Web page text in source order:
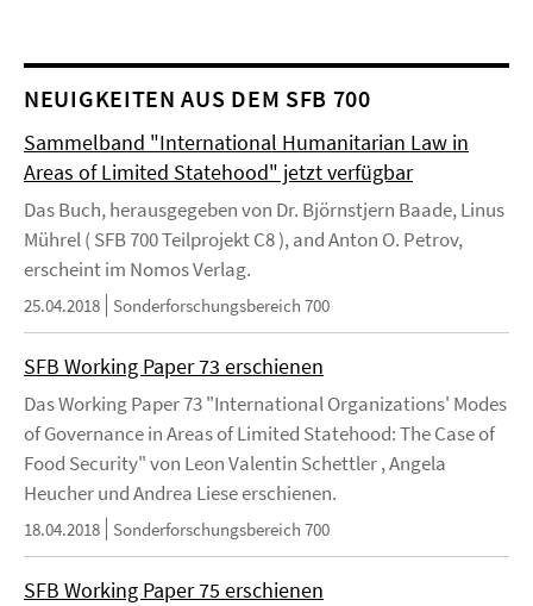
NEUIGKEITEN AUS DEM SFB 700
Sammelband "International Humanitarian Law in
Areas of Limited Statehood" jetzt verfügbar
Das Buch, herausgegeben von Dr. Björnstjern Baade, Linus
Mührel ( SFB 700 Teilprojekt C8 ), and Anton O. Petrov,
erscheint im Nomos Verlag.
25.04.2018 Sonderforschungsbereich 700
SFB Working Paper 73 erschienen
Das Working Paper 73 "International Organizations' Modes
of Governance in Areas of Limited Statehood: The Case of
Food Security" von Leon Valentin Schettler , Angela
Heucher und Andrea Liese erschienen.
18.04.2018 Sonderforschungsbereich 700
SFB Working Paper 75 erschienen